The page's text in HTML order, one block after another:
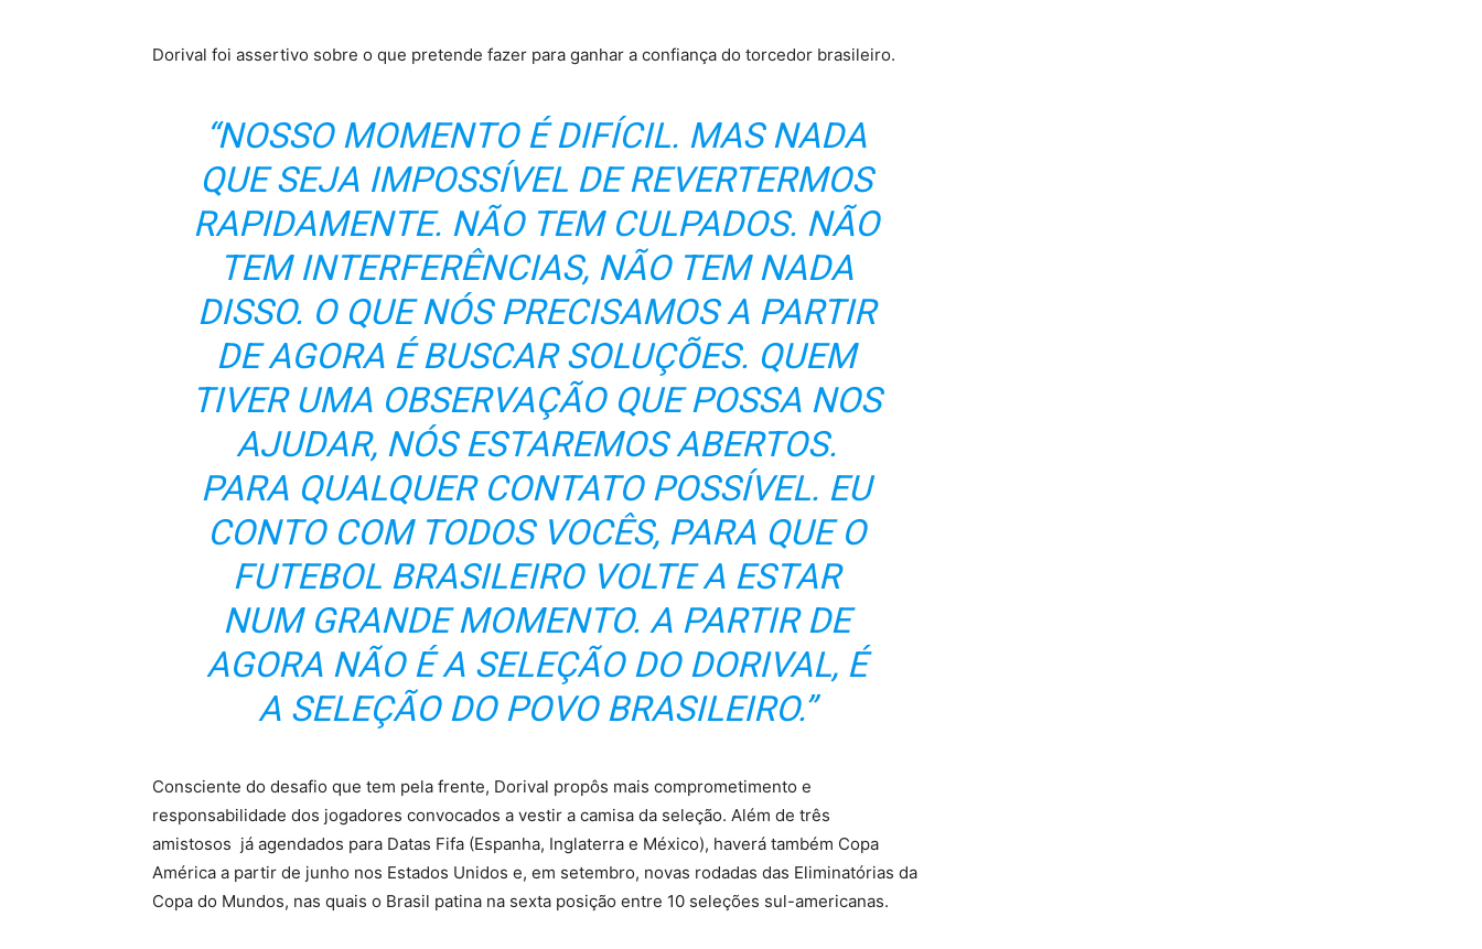
Dorival foi assertivo sobre o que pretende fazer para ganhar a confiança do torcedor brasileiro.
“NOSSO MOMENTO É DIFÍCIL. MAS NADA
QUE SEJA IMPOSSÍVEL DE REVERTERMOS
RAPIDAMENTE. NÃO TEM CULPADOS. NÃO
TEM INTERFERÊNCIAS, NÃO TEM NADA
DISSO. O QUE NÓS PRECISAMOS A PARTIR
DE AGORA É BUSCAR SOLUÇÕES. QUEM
TIVER UMA OBSERVAÇÃO QUE POSSA NOS
AJUDAR, NÓS ESTAREMOS ABERTOS.
PARA QUALQUER CONTATO POSSÍVEL. EU
CONTO COM TODOS VOCÊS, PARA QUE O
FUTEBOL BRASILEIRO VOLTE A ESTAR
NUM GRANDE MOMENTO. A PARTIR DE
AGORA NÃO É A SELEÇÃO DO DORIVAL, É
A SELEÇÃO DO POVO BRASILEIRO.”
Consciente do desafio que tem pela frente, Dorival propôs mais comprometimento e
responsabilidade dos jogadores convocados a vestir a camisa da seleção. Além de três
amistosos já agendados para Datas Fifa (Espanha, Inglaterra e México), haverá também Copa
América a partir de junho nos Estados Unidos e, em setembro, novas rodadas das Eliminatórias da
Copa do Mundos, nas quais o Brasil patina na sexta posição entre 10 seleções sul-americanas.